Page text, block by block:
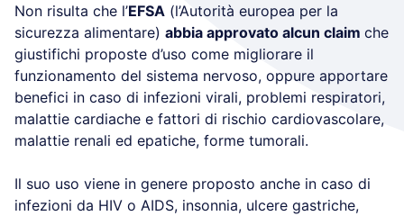
Non risulta che l’EFSA (l’Autorità europea per la
sicurezza alimentare) abbia approvato alcun claim che
giustifichi proposte d’uso come migliorare il
funzionamento del sistema nervoso, oppure apportare
benefici in caso di infezioni virali, problemi respiratori,
malattie cardiache e fattori di rischio cardiovascolare,
malattie renali ed epatiche, forme tumorali.
Il suo uso viene in genere proposto anche in caso di
infezioni da HIV o AIDS, insonnia, ulcere gastriche,